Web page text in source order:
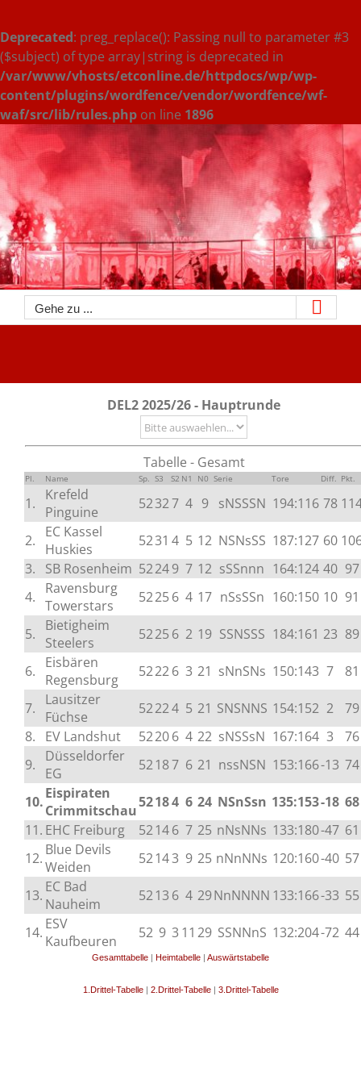
Deprecated: preg_replace(): Passing null to parameter #3
($subject) of type array|string is deprecated in
/var/www/vhosts/etconline.de/httpdocs/wp/wp-
content/plugins/wordfence/vendor/wordfence/wf-
waf/src/lib/rules.php on line 1896
Zum
Inhalt
springen
Gehe zu ...
DEL2 2025/26 - Hauptrunde
Tabelle - Gesamt
Pl. Name Sp. S3 S2 N1 N0 Serie Tore Diff. Pkt.
1.
Krefeld
Pinguine
52327 4 9 sNSSSN 194:116 78
2.
EC Kassel
Huskies
5231 4 5 12 NSNsSS 187:127 60
3.
SB Rosenheim 52249 7 12 sSSnnn 164:124 40 97
4.
Ravensburg
Towerstars
52256 4 17 nSsSSn 160:150 10 91
5.
Bietigheim
Steelers
5225 6 2 19 SSNSSS 184:161 23 89
6.
Eisbären
Regensburg
52226 3 21 sNnSNs 150:143 7 81
7.
Lausitzer
Füchse
52224 5 21 SNSNNS 154:152 2
79
8.
EV Landshut 52206 4 22 sNSSsN 167:164 3
76
9.
Düsseldorfer
EG
52187 6 21 nssNSN 153:166-13 74
10.Eispiraten
Crimmitschau52184 6 24 NSnSsn 135:153-18 68
11. EHC Freiburg 52146 7 25 nNsNNs 133:180-47 61
12. Blue Devils
Weiden
52143 9 25 nNnNNs 120:160-40 57
13. EC Bad
Nauheim
5213 6 4 29NnNNNN 133:166-33 55
14. ESV
Kaufbeuren
52 9 311 29 SSNNnS 132:204-72 44
Gesamttabelle | Heimtabelle | Auswärtstabelle
1.Drittel-Tabelle| 2.Drittel-Tabelle| 3.Drittel-Tabelle